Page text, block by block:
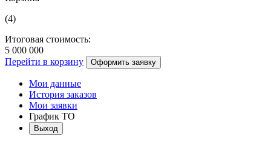
(4)
Итоговая стоимость:
5 000 000
Перейти в корзину
Оформить заявку
Мои данные
История заказов
Мои заявки
График ТО
Выход